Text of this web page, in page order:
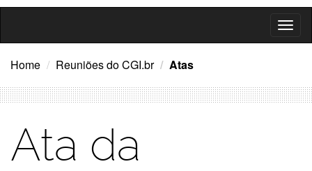
Home Reuniões do CGI.br Atas
Ata da